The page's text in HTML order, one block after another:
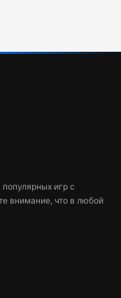
игр с
внимание, что в любой